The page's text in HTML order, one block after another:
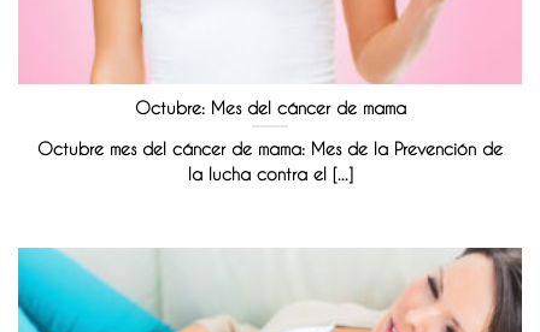
Octubre: Mes del cáncer de mama
Octubre mes del cáncer de mama: Mes de la Prevención de
la lucha contra el [...]